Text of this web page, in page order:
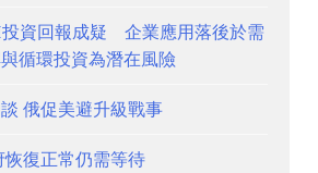
資回報成疑 企業應用落後於需
循環投資為潛在風險
俄促美避升級戰事
恢復正常仍需等待